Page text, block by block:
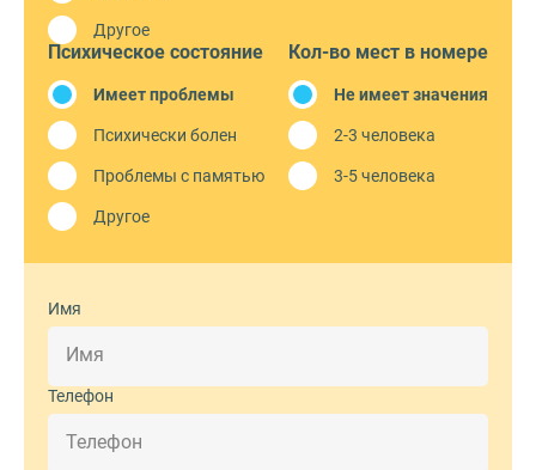
Другое
Психическое состояние
Имеет проблемы
Психически болен
Проблемы с памятью
Другое
Кол-во мест в номере
Не имеет значения
2-3 человека
3-5 человека
Имя
Телефон